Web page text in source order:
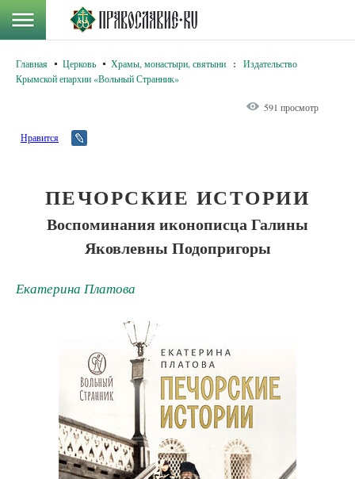
Главная Церковь Храмы, монастыри, святыни :
Издательство
Крымской епархии «Вольный Странник»
591 просмотр
Нравится
ПЕЧОРСКИЕ ИСТОРИИ
Воспоминания иконописца Галины
Яковлевны Подопригоры
Екатерина Платова